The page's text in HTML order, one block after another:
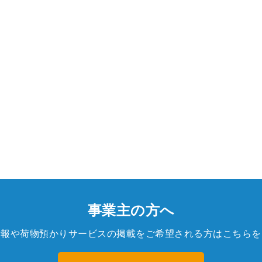
事業主の方へ
や荷物預かりサービスの掲載をご希望される方はこちらを